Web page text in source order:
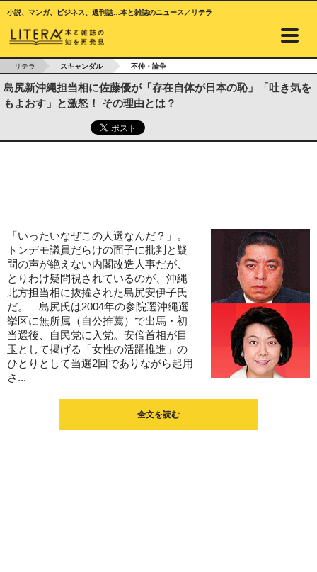
小説、マンガ、ビジネス、週刊誌…本と雑誌のニュース／リテラ
リテラ スキャンダル 不仲・論争
島尻新沖縄担当相に佐藤優が「存在自体が日本の恥」「吐き気を
もよおす」と激怒！ その理由とは？
「いったいなぜこの人選なんだ？」。
トンデモ議員だらけの面子に批判と疑
問の声が絶えない内閣改造人事だが、
とりわけ疑問視されているのが、沖縄
北方担当相に抜擢された島尻安伊子氏
だ。 島尻氏は2004年の参院選沖縄選
挙区に無所属（自公推薦）で出馬・初
当選後、自民党に入党。安倍首相が目
玉として掲げる「女性の活躍推進」の
ひとりとして当選2回でありながら起用
さ...
全文を読む